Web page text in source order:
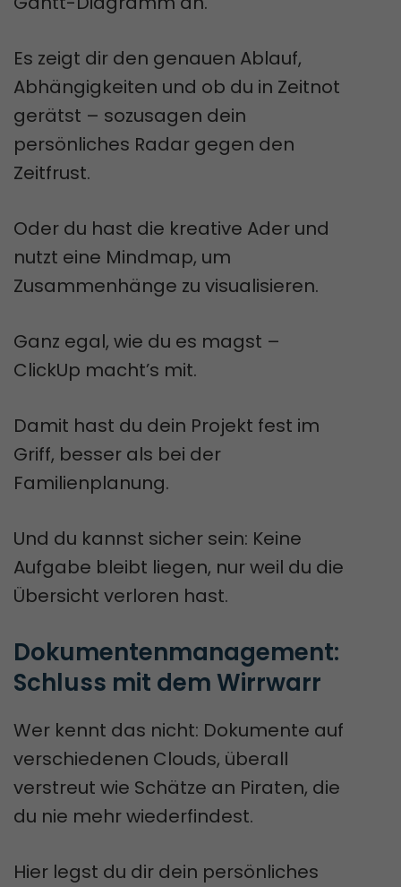
Es zeigt dir den genauen Ablauf,
Abhängigkeiten und ob du in Zeitnot
gerätst – sozusagen dein
persönliches Radar gegen den
Zeitfrust.
Oder du hast die kreative Ader und
nutzt eine Mindmap, um
Zusammenhänge zu visualisieren.
Ganz egal, wie du es magst –
ClickUp macht’s mit.
Damit hast du dein Projekt fest im
Griff, besser als bei der
Familienplanung.
Und du kannst sicher sein: Keine
Aufgabe bleibt liegen, nur weil du die
Übersicht verloren hast.
Dokumentenmanagement:
Schluss mit dem Wirrwarr
Wer kennt das nicht: Dokumente auf
verschiedenen Clouds, überall
verstreut wie Schätze an Piraten, die
du nie mehr wiederfindest.
Hier legst du dir dein persönliches